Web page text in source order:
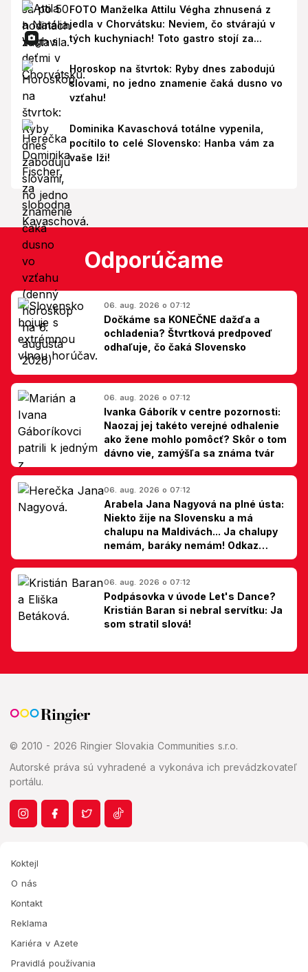
FOTO Manželka Attilu Végha zhnusená z
jedla v Chorvátsku: Neviem, čo stvárajú v
tých kuchyniach! Toto gastro stojí za...
Horoskop na štvrtok: Ryby dnes zabodujú
slovami, no jedno znamenie čaká dusno vo
vzťahu!
Dominika Kavaschová totálne vypenila,
pocítilo to celé Slovensko: Hanba vám za
vaše lži!
Odporúčame
06. aug. 2026 o 07:12
Dočkáme sa KONEČNE dažďa a
ochladenia? Štvrtková predpoveď
odhaľuje, čo čaká Slovensko
06. aug. 2026 o 07:12
Ivanka Gáborík v centre pozornosti:
Naozaj jej takéto verejné odhalenie
ako žene mohlo pomôcť? Skôr o tom
dávno vie, zamýšľa sa známa tvár
06. aug. 2026 o 07:12
Arabela Jana Nagyová na plné ústa:
Niekto žije na Slovensku a má
chalupu na Maldivách... Ja chalupy
nemám, baráky nemám! Odkaz
Slovákom
06. aug. 2026 o 07:12
Podpásovka v úvode Let's Dance?
Kristián Baran si nebral servítku: Ja
som stratil slová!
© 2010 - 2026 Ringier Slovakia Communities s.r.o.
Autorské práva sú vyhradené a vykonáva ich prevádzkovateľ
portálu.
Koktejl
O nás
Kontakt
Reklama
Kariéra v Azete
Pravidlá používania